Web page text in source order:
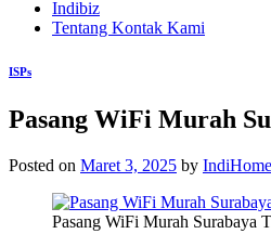
Indibiz
Tentang Kontak Kami
ISPs
Pasang WiFi Murah
Posted on Maret 3, 2025 by IndiHome
Pasang WiFi Murah Surabaya